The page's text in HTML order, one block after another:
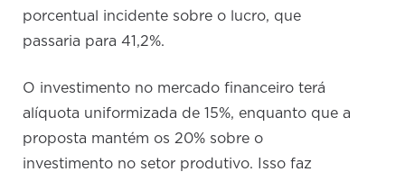
porcentual incidente sobre o lucro, que
passaria para 41,2%.
O investimento no mercado financeiro terá
alíquota uniformizada de 15%, enquanto que a
proposta mantém os 20% sobre o
investimento no setor produtivo. Isso faz